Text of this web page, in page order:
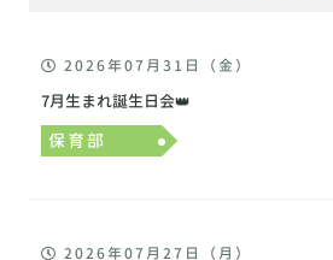
2026年07月31日（金）
7月生まれ誕生日会👑
保育部
2026年07月27日（月）